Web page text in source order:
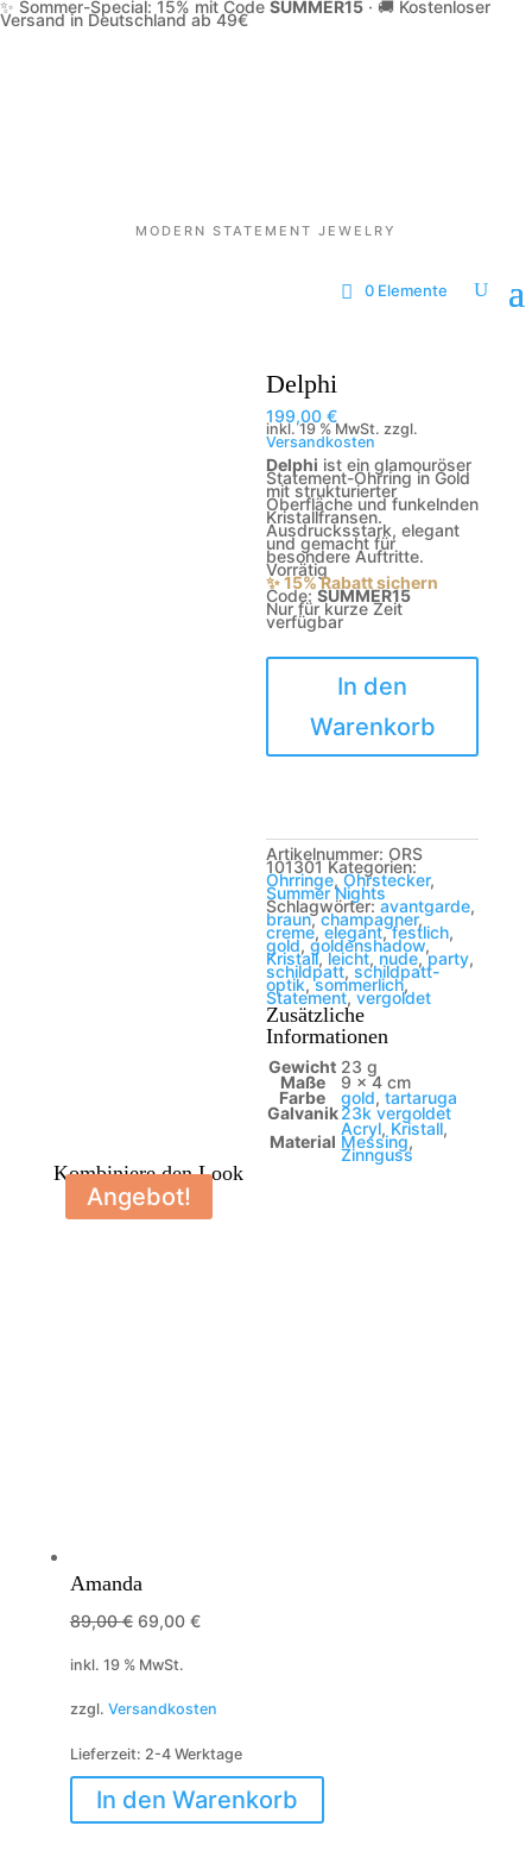
✨ Sommer-Special: 15% mit Code SUMMER15 · 🚚 Kostenloser
Versand in Deutschland ab 49€
MODERN STATEMENT JEWELRY
0 Elemente
Delphi
199,00 €
inkl. 19 % MwSt. zzgl.
Versandkosten
Delphi ist ein glamouröser
Statement-Ohrring in Gold
mit strukturierter
Oberfläche und funkelnden
Kristallfransen.
Ausdrucksstark, elegant
und gemacht für
besondere Auftritte.
Vorrätig
✨ 15% Rabatt sichern
Code:SUMMER15
Nur für kurze Zeit
verfügbar
Delphi
In den
Warenkorb
Artikelnummer: ORS
101301 Kategorien:
Ohrringe,Ohrstecker,
Summer Nights
Schlagwörter:avantgarde,
braun,champagner,
creme,elegant,festlich,
gold,goldenshadow,
Kristall,leicht,nude,party,
schildpatt,schildpatt-
optik,sommerlich,
Statement,vergoldet
Zusätzliche
Informationen
Gewicht 23 g
Maße 9 × 4 cm
Farbe gold, tartaruga
Galvanik23k vergoldet
Material
Acryl, Kristall,
Messing,
Zinnguss
Kombiniere den Look
Angebot!
Amanda
89,00€ Ursprünglicher
89,00 €
69,00 €Aktueller
69,00 €.
inkl. 19 % MwSt.
zzgl. Versandkosten
Lieferzeit: 2-4 Werktage
In den Warenkorb